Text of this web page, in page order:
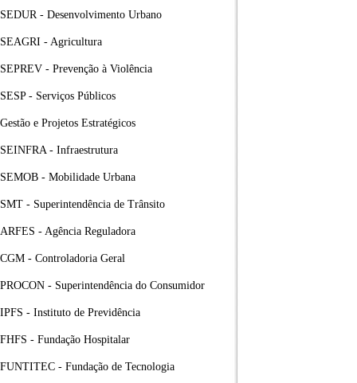
SEDUR - Desenvolvimento Urbano
SEAGRI - Agricultura
SEPREV - Prevenção à Violência
SESP - Serviços Públicos
Gestão e Projetos Estratégicos
SEINFRA - Infraestrutura
SEMOB - Mobilidade Urbana
SMT - Superintendência de Trânsito
ARFES - Agência Reguladora
CGM - Controladoria Geral
PROCON - Superintendência do Consumidor
IPFS - Instituto de Previdência
FHFS - Fundação Hospitalar
FUNTITEC - Fundação de Tecnologia